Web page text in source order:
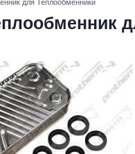
для Теплообменники